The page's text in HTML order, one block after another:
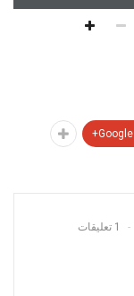
Google+
1 تعليقات